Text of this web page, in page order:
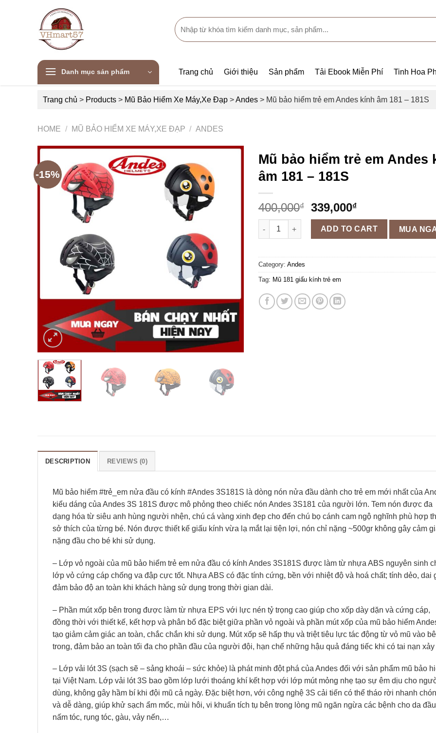
Search
for:
Danh mục sản phẩm Trang chủ Giới thiệu Sản phẩm Tải Ebook Miễn Phí Tinh Hoa
Trang chủ > Products > Mũ Bảo Hiểm Xe Máy,Xe Đạp >Andes > Mũ bảo hiểm trẻ em Andes kính âm 181 – 181S
HOME / MŨ BẢO HIỂM XE MÁY,XE ĐẠP / ANDES
-15%
Mũ bảo hiểm trẻ em Andes
âm 181 – 181S
400,000₫ 339,000₫
Mũ bảo hiểm trẻ em Andes kính âm 181 - 181S
ADD TO CART MUA
Category: Andes
Tag: Mũ 181 giấu kính trẻ em
DESCRIPTION REVIEWS (0)
Mũ bảo hiểm #trẻ_em nửa đầu có kính #Andes 3S181S là dòng nón nửa đầu dành cho trẻ em mới nhất của
kiểu dáng của Andes 3S 181S được mô phỏng theo chiếc nón Andes 3S181 của người lớn. Tem nón được đa
dạng hóa từ siêu anh hùng người nhện, chú cá vàng xinh đẹp cho đến chú bọ cánh cam ngộ nghĩnh phù hợp
sở thích của từng bé. Nón được thiết kế giấu kính vừa lạ mắt lại tiện lợi, nón chỉ nặng ~500gr không gây cảm
nặng đầu cho bé khi sử dụng.
– Lớp vỏ ngoài của mũ bảo hiểm trẻ em nửa đầu có kính Andes 3S181S được làm từ nhựa ABS nguyên sinh
lớp vỏ cứng cáp chống va đập cực tốt. Nhựa ABS có đặc tính cứng, bền với nhiệt độ và hoá chất; tính dẻo, dai
đảm bảo độ an toàn khi khách hàng sử dụng trong thời gian dài.
– Phần mút xốp bên trong được làm từ nhựa EPS với lực nén tỷ trọng cao giúp cho xốp dày dặn và cứng cáp,
đồng thời với thiết kế, kết hợp và phân bố đặc biệt giữa phần vỏ ngoài và phần mút xốp của mũ bảo hiểm
tạo giảm cảm giác an toàn, chắc chắn khi sử dụng. Mút xốp sẽ hấp thụ và triệt tiêu lực tác động từ vỏ mũ vào
trong, đảm bảo an toàn tối đa cho phần đầu của người đội, hạn chế những hậu quả đáng tiếc khi có tai nạn xảy
– Lớp vải lót 3S (sạch sẽ – sảng khoái – sức khỏe) là phát minh đột phá của Andes đối với sản phẩm mũ bảo
tại Việt Nam. Lớp vải lót 3S bao gồm lớp lưới thoáng khí kết hợp với lớp mút mỏng nhẹ tạo sự êm dịu cho
dùng, không gây hầm bí khi đội mũ cả ngày. Đặc biệt hơn, với công nghệ 3S cải tiến có thể tháo rời nhanh
và dễ dàng, giúp khử sạch ẩm mốc, mùi hôi, vi khuẩn tích tụ bên trong lòng mũ ngăn ngừa các bệnh cho da
nấm tóc, rụng tóc, gàu, vảy nến,…